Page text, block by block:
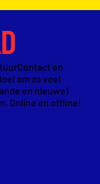
en
om zo veel
en nieuwe)
Online en offline!